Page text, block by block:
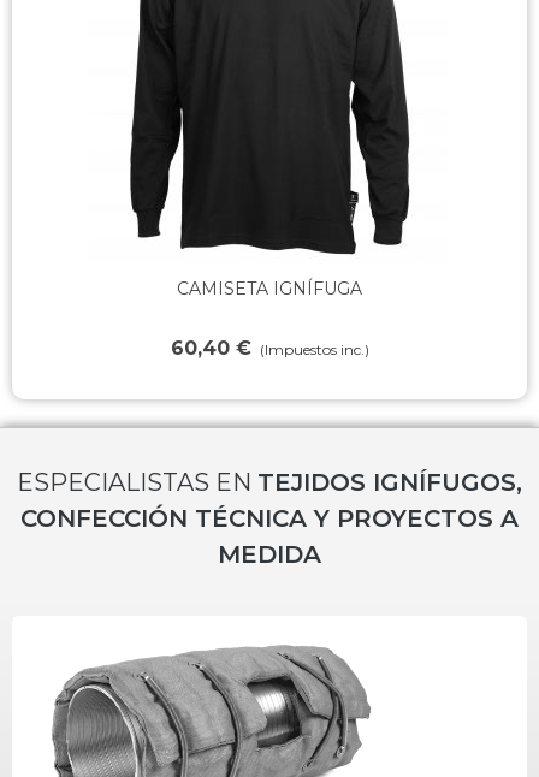
Añadir al carrito
CAMISETA IGNÍFUGA
60,40 € (Impuestos inc.)
ESPECIALISTAS EN TEJIDOS IGNÍFUGOS,
CONFECCIÓN TÉCNICA Y PROYECTOS A
MEDIDA